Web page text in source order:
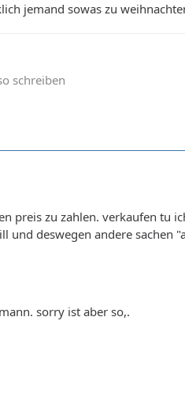
jemand sowas zu
schreiben
preis zu zahlen. verkaufen tu
deswegen andere sachen
sorry ist aber so,.